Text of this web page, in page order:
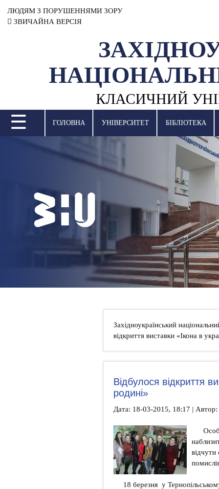
ЛЮДЯМ З ПОРУШЕННЯМИ ЗОРУ
ЗВИЧАЙНА ВЕРСІЯ
КЛАСИЧНИЙ
НАУКОВА ДІЯЛЬНІСТЬ
МІЖНАРОДНА ДІЯЛЬНІСТЬ
ВСТУПНА КАМПАНІЯ
БІБЛІОТЕКА
НОВИНИ
☰ ГОЛОВНА УНІВЕРСИТЕТ БІБЛІОТЕКА
Західноукраїнський
відкриття виставки «Ікона в
Відбулося відкриття
родині»
Дата: 18-03-2015, 18:17 | Автор:
відчути
18 березня у